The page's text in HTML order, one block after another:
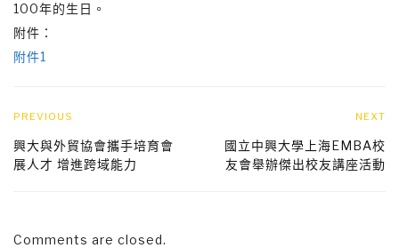
100年的生日。
附件：
附件1
PREVIOUS
興大與外貿協會攜手培育會
展人才 增進跨域能力
NEXT
國立中興大學上海EMBA校
友會舉辦傑出校友講座活動
Comments are closed.